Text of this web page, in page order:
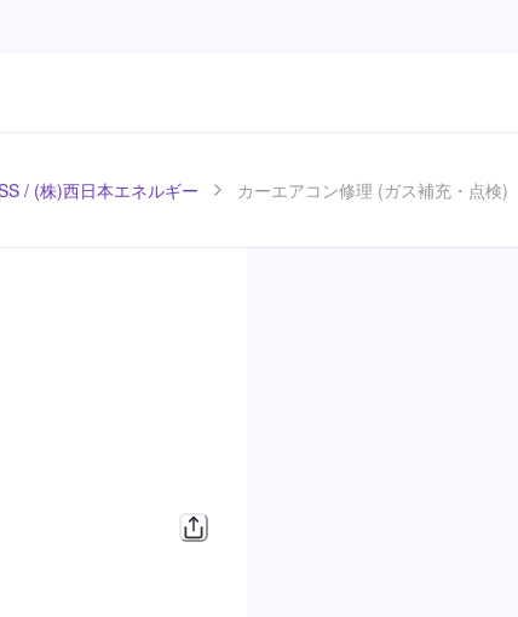
/ (株)西日本エネルギー カーエアコン修理 (ガス補充・点検)